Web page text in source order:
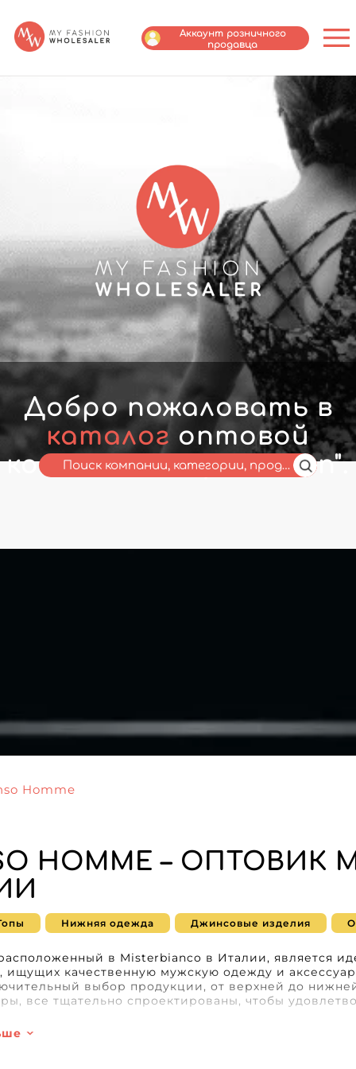
Аккаунт розничного
продавца
Добро пожаловать в
каталог оптовой
компании " My Fashion".
Homme
HOMME –
Нижняя одежда Джинсовые изделия
в Misterbianco в Италии, является
ищущих качественную мужскую одежду и
выбор продукции, от верхней до
все тщательно спроектированы, чтобы
Homme, использует технологию MicroStore для